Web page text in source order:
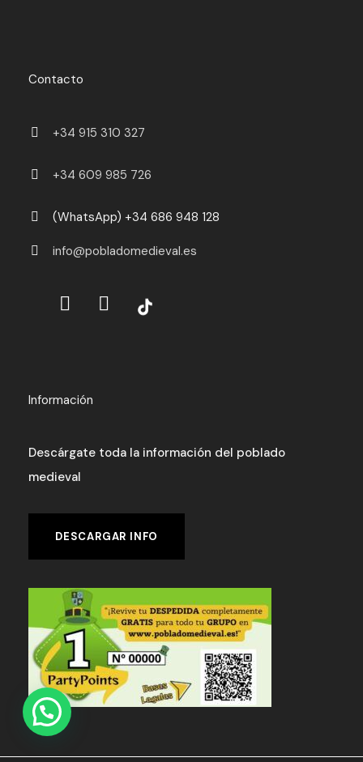
Contacto
+34 915 310 327
+34 609 985 726
(WhatsApp) +34 686 948 128
info@pobladomedieval.es
Información
Descárgate toda la información del poblado
medieval
DESCARGAR INFO